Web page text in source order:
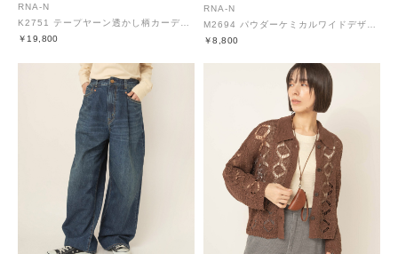
RNA-N
￥19,800
RNA-N
￥8,800